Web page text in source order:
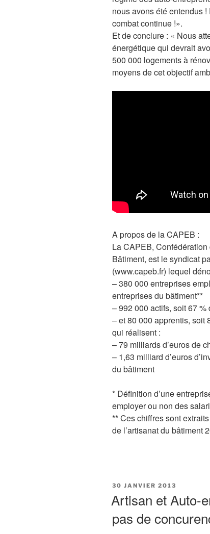
nous avons été entendus
combat continue !».
Et de conclure : « Nous
énergétique qui devrait
500 000 logements à
moyens de cet objectif
A propos de la CAPEB :
La CAPEB, Confédération
Bâtiment, est le syndicat
(www.capeb.fr) lequel
– 380 000 entreprises
entreprises du bâtiment**
– 992 000 actifs, soit 67
– et 80 000 apprentis, soit
qui réalisent :
– 79 milliards d’euros de
– 1,63 milliard d’euros
du bâtiment
* Définition d’une
employer ou non des
** Ces chiffres sont
de l’artisanat du bâtiment
PUBLIÉ
30 JANVIER 2013
Artisan et Auto-
pas de